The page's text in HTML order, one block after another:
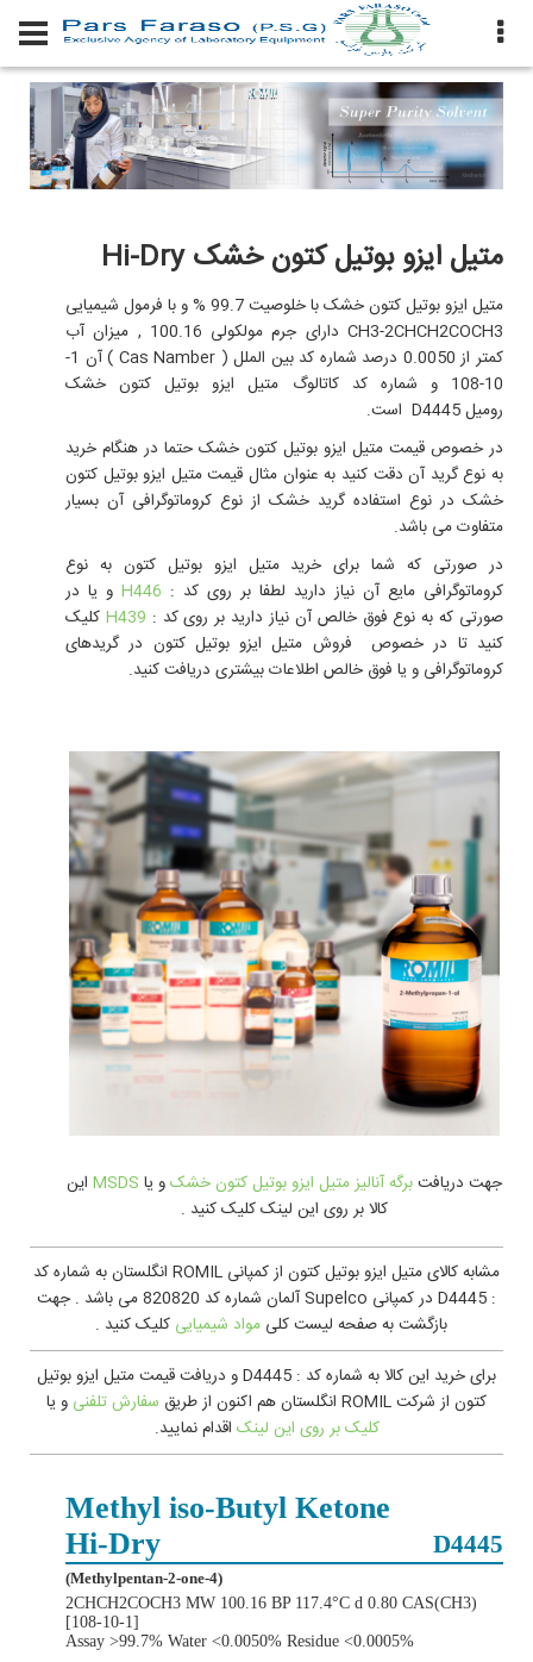
متیل ایزو بوتیل کتون خشک Hi-Dry
متیل ایزو بوتیل کتون خشک با خلوصیت 99.7 % و با فرمول شیمیایی
CH3-2CHCH2COCH3 دارای جرم مولکولی 100.16 , میزان آب
کمتر از 0.0050 درصد شماره کد بين الملل ( Cas Namber ) آن 1-
10-108 و شماره کد کاتالوگ متیل ایزو بوتیل کتون خشک
رومیل D4445 است.
در خصوص قیمت متیل ایزو بوتیل کتون خشک حتما در هنگام خرید
به نوع گرید آن دقت کنید به عنوان مثال قیمت متیل ایزو بوتیل کتون
خشک در نوع استفاده گرید خشک از نوع کروماتوگرافی آن بسیار
متفاوت می باشد.
در صورتی که شما برای خرید متیل ایزو بوتیل کتون به نوع
کروماتوگرافی مایع آن نیاز دارید لطفا بر روی کد : H446 و یا در
صورتی که به نوع فوق خالص آن نیاز دارید بر روی کد : H439 کلیک
کنید تا در خصوص
فروش متیل ایزو بوتیل کتون در گریدهای
کروماتوگرافی و یا فوق خالص اطلاعات بیشتری دریافت کنید.
جهت دريافتبرگه آنالیز متیل ایزو بوتیل کتون خشکو یا MSDS اين
کالا بر روی این لینک کلیک کنید .
مشابه کالای متیل ایزو بوتیل کتون از کمپانی ROMIL انگلستان به شماره کد
: D4445 در کمپانی Supelco آلمان شماره کد 820820 می باشد . جهت
بازگشت به صفحه لیست کلی مواد شیمیایی کلیک کنید .
برای خرید این کالا به شماره کد : D4445 و دریافت قیمت متیل ایزو بوتیل
کتون از شرکت ROMIL انگلستان هم اکنون از طریق
سفارش تلفنی و یا
کليک بر روی اين لينک اقدام نمایید.
Methyl iso-Butyl Ketone
Hi‑Dry
D4445
(4-Methylpentan-2-one)
(CH3)2CHCH2COCH3 MW 100.16 BP 117.4°C d 0.80 CAS
[108-10-1]
Assay >99.7% Water <0.0050% Residue <0.0005%